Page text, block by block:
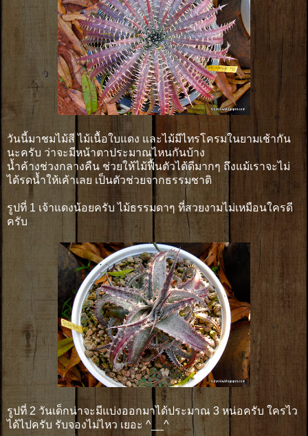
วันนี้มาชมไม้สี ไม้เนื้อใบแดง และไม้มีไทรโครมในยามเช้ากัน
นะครับ ว่าจะมีหน้าตาประมาณไหนกันบ้าง
น้ำค้างช่วงกลางคืน ช่วยให้ไม้ฟื้นตัวได้ดีมากๆ ถึงแม้เราจะไม่
ได้รดน้ำให้เค้าเลย เป็นตัวช่วยจากธรรมชาติ
รูปที่ 1 เจ้าแดงน้อยครับ ไม้ธรรมดาๆ ที่สวยงามไม่เหมือนใครดี
ครับ
รูปที่ 2 วันเด็กน่าจะมีแบ่งออกมาได้ประมาณ 3 หน่อครับ ใครไว
ได้ไปครับ รับจองไม่ไหว เยอะ ^__^